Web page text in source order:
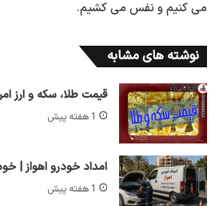
می کنیم و نفس می کشیم.
نوشته های مشابه
قیمت طلا، سکه و ارز امروز
1 هفته پیش
امداد خودرو اهواز |
1 هفته پیش